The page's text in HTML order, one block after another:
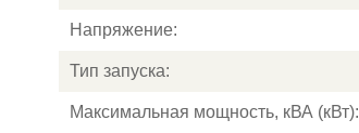
Напряжение:
Тип запуска:
Максимальная мощность, кВА (кВт):